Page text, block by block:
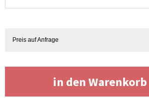
Preis auf Anfrage
in den Warenkorb